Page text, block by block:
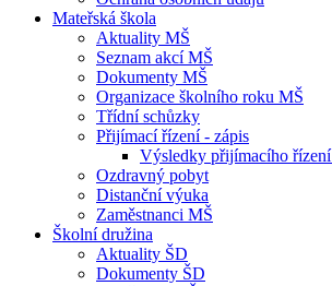
Mateřská škola
Aktuality MŠ
Seznam akcí MŠ
Dokumenty MŠ
Organizace školního roku MŠ
Třídní schůzky
Přijímací řízení - zápis
Výsledky přijímacího
Ozdravný pobyt
Distanční výuka
Zaměstnanci MŠ
Školní družina
Aktuality ŠD
Dokumenty ŠD